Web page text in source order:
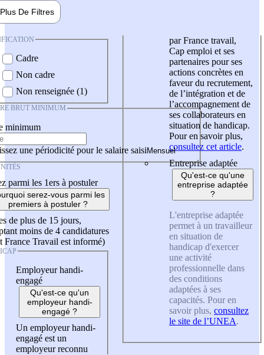
Plus De Filtres
Cadre
Non cadre
Non renseignée (1)
BRUT MINIMUM
minimum
une périodicité pour le salaire saisi
parmi les 1ers à postuler
serez-vous parmi les
premiers à postuler ?
de plus de 15 jours,
moins de 4 candidatures
France Travail est informé)
Employeur handi-
engagé
Qu'est-ce qu'un
employeur handi-
engagé ?
Un employeur handi-
engagé est un
employeur reconnu
par France travail,
Cap emploi et ses
partenaires pour ses
actions concrètes en
faveur du recrutement,
de l’intégration et de
l’accompagnement de
ses collaborateurs en
situation de handicap.
Pour en savoir plus,
consultez cet article.
Entreprise adaptée
Qu'est-ce qu'une
entreprise adaptée
?
L'entreprise adaptée
permet à un travailleur
en situation de
handicap d'exercer
une activité
professionnelle dans
des conditions
adaptées à ses
capacités. Pour en
savoir plus, consultez
le site de l’UNEA.